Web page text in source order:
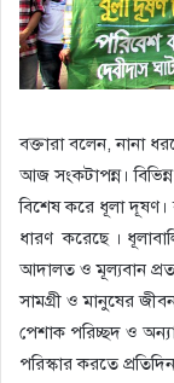
বক্তারা বলেন, নানা
আজ সংকটাপন্ন।
বিশেষ করে ধূলা দূষণ।
ধারণ করেছে ।
আদালত ও মূল্যবান
সামগ্রী ও মানুষের
পেশাক পরিচ্ছদ ও
পরিস্কার করতে